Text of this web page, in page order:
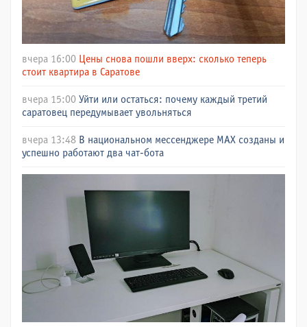
вчера 16:00 Цены снова пошли вверх: сколько теперь
стоит квартира в Саратове
вчера 15:00 Уйти или остаться: почему каждый третий
саратовец передумывает увольняться
вчера 13:48 В национальном мессенджере МАХ созданы и
успешно работают два чат-бота